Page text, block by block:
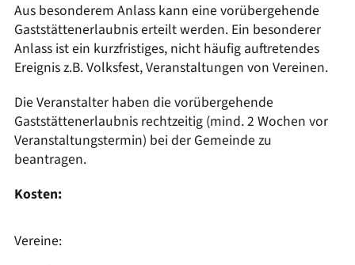
Aus besonderem Anlass kann eine vorübergehende
Gaststättenerlaubnis erteilt werden. Ein besonderer
Anlass ist ein kurzfristiges, nicht häufig auftretendes
Ereignis z.B. Volksfest, Veranstaltungen von Vereinen.
Die Veranstalter haben die vorübergehende
Gaststättenerlaubnis rechtzeitig (mind. 2 Wochen vor
Veranstaltungstermin) bei der Gemeinde zu
beantragen.
Kosten:
Vereine: